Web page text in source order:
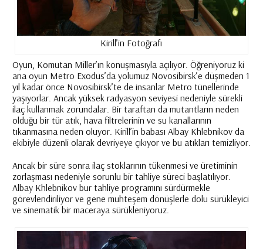
Kirill’in Fotoğrafı
Oyun, Komutan Miller’ın konuşmasıyla açılıyor. Öğreniyoruz ki
ana oyun Metro Exodus’da yolumuz Novosibirsk’e düşmeden 1
yıl kadar önce Novosibirsk’te de insanlar Metro tünellerinde
yaşıyorlar. Ancak yüksek radyasyon seviyesi nedeniyle sürekli
ilaç kullanmak zorundalar. Bir taraftan da mutantların neden
olduğu bir tür atık, hava filtrelerinin ve su kanallarının
tıkanmasına neden oluyor. Kirill’in babası Albay Khlebnikov da
ekibiyle düzenli olarak devriyeye çıkıyor ve bu atıkları temizliyor.
Ancak bir süre sonra ilaç stoklarının tükenmesi ve üretiminin
zorlaşması nedeniyle sorunlu bir tahliye süreci başlatılıyor.
Albay Khlebnikov bur tahliye programını sürdürmekle
görevlendiriliyor ve gene muhteşem dönüşlerle dolu sürükleyici
ve sinematik bir maceraya sürükleniyoruz.